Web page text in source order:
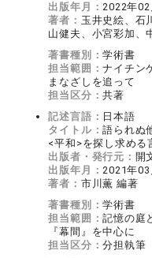
出版年月：2022年02
著者： 玉井史絵、石
山健夫、小宮彩加、
著書種別：学術書
担当範囲：ナイチン
まなざしを追って
担当区分：共著
記述言語： 日本語
タイトル：語られぬ
<平和>を探し求める
出版者・発行元： 開
出版年月：2021年03
著者： 市川薫 編著
著書種別：学術書
担当範囲：記憶の庭
『幕間』を中心に
担当区分：分担執筆